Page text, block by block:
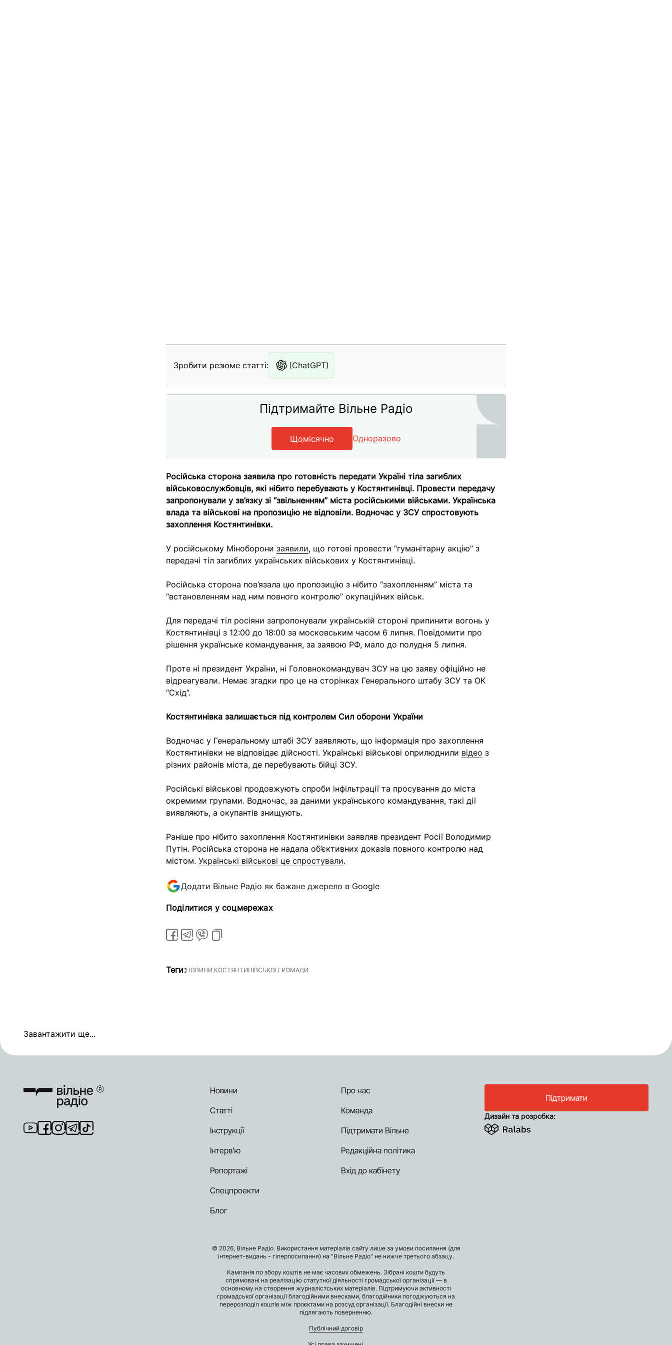
Зробити резюме статті: (ChatGPT)
Підтримайте Вільне Радіо
Щомісячно Одноразово
Російська сторона заявила про готовність передати Україні тіла загиблих
військовослужбовців, які нібито перебувають у Костянтинівці. Провести передачу
запропонували у зв’язку зі “звільненням” міста російськими військами. Українська
влада та військові на пропозицію не відповіли. Водночас у ЗСУ спростовують
захоплення Костянтинівки.
У російському Міноборони заявили, що готові провести “гуманітарну акцію” з
передачі тіл загиблих українських військових у Костянтинівці.
Російська сторона пов’язала цю пропозицію з нібито “захопленням” міста та
“встановленням над ним повного контролю” окупаційних військ.
Для передачі тіл росіяни запропонували українській стороні припинити вогонь у
Костянтинівці з 12:00 до 18:00 за московським часом 6 липня. Повідомити про
рішення українське командування, за заявою РФ, мало до полудня 5 липня.
Проте ні президент України, ні Головнокомандувач ЗСУ на цю заяву офіційно не
відреагували. Немає згадки про це на сторінках Генерального штабу ЗСУ та ОК
“Схід”.
Костянтинівка залишається під контролем Сил оборони України
Водночас у Генеральному штабі ЗСУ заявляють, що інформація про захоплення
Костянтинівки не відповідає дійсності. Українські військові оприлюднили відео з
різних районів міста, де перебувають бійці ЗСУ.
Російські військові продовжують спроби інфільтрації та просування до міста
окремими групами. Водночас, за даними українського командування, такі дії
виявляють, а окупантів знищують.
Раніше про нібито захоплення Костянтинівки заявляв президент Росії Володимир
Путін. Російська сторона не надала об’єктивних доказів повного контролю над
містом. Українські військові це спростували.
Додати Вільне Радіо як бажане джерело в Google
Поділитися у соцмережах
Теги:НОВИНИ КОСТЯНТИНІВСЬКОЇ ГРОМАДИ
Завантажити ще...
Новини
Статті
Інструкції
Інтерв’ю
Репортажі
Спецпроекти
Блог
Про нас
Команда
Підтримати Вільне
Редакційна політика
Вхід до кабінету
Підтримати
Дизайн та розробка:
© 2026, Вільне Радіо. Використання матеріалів сайту лише за умови посилання (для
інтернет-видань - гіперпосилання) на "Вільне Радіо" не нижче третього абзацу.
Кампанія по збору коштів не має часових обмежень. Зібрані кошти будуть
спрямовані на реалізацію статутної діяльності громадської організації — в
основному на створення журналістських матеріалів. Підтримуючи активності
громадської організації благодійними внесками, благодійники погоджуються на
перерозподіл коштів між проєктами на розсуд організації. Благодійні внески не
підлягають поверненню.
Публічний договір